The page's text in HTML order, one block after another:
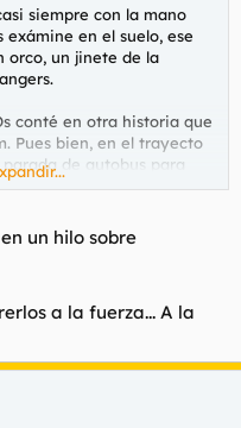
siempre con la mano
en el suelo, ese
orco, un jinete de la
conté en otra historia que
Pues bien, en el trayecto
de autobus para
y aquello era
contra el cristal que
tirándose al asiento de
humana más
que un día, segundos
porque eran de una
en Humanes de Madrid,
un hilo sobre
a la fuerza... A la